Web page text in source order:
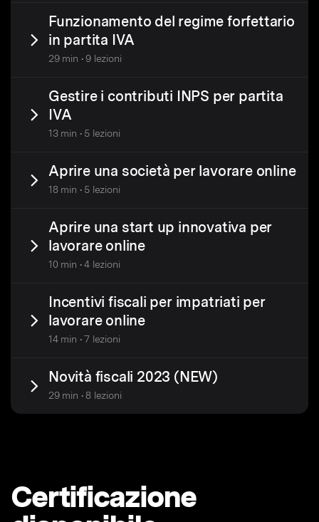
Funzionamento del regime forfettario
in partita IVA
29 min • 9 lezioni
Gestire i contributi INPS per partita
IVA
13 min • 5 lezioni
Aprire una società per lavorare online
18 min • 5 lezioni
Aprire una start up innovativa per
lavorare online
10 min • 4 lezioni
Incentivi fiscali per impatriati per
lavorare online
14 min • 7 lezioni
Novità fiscali 2023 (NEW)
29 min • 8 lezioni
Certificazione